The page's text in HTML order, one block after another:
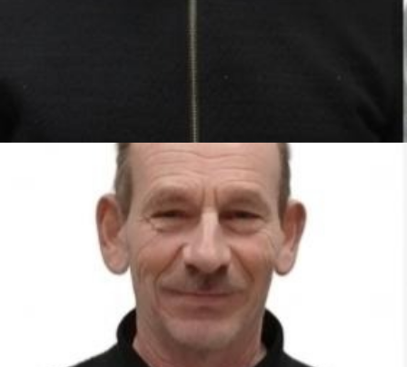
Roger GROSHAENY
1er Adjoint au Maire
Président de la commission Urbanisme Construction
Travaux entretien des bâtiments communaux.
Membre de la Commission Communale des Impôts Directs.
Délégué de la commune au Syndicat Intercommunal Des
Eaux De La Plaine De l’Ill, ddélégué suppléant au Scot Colmar